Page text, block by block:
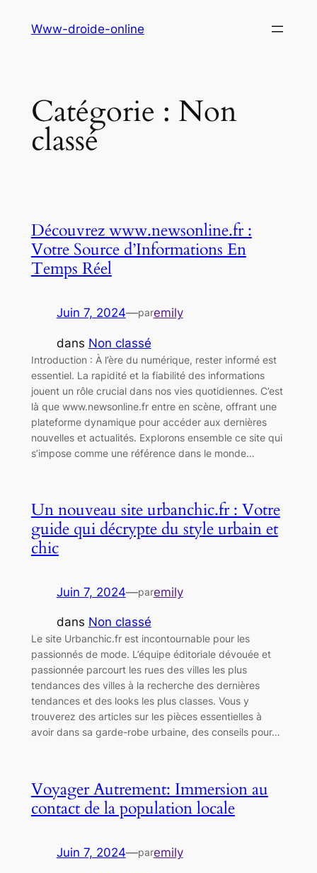
Www-droide-online
Catégorie : Non
classé
Découvrez www.newsonline.fr :
Votre Source d’Informations En
Temps Réel
Juin 7, 2024—paremily
dans Non classé
Introduction : À l’ère du numérique, rester informé est
essentiel. La rapidité et la fiabilité des informations
jouent un rôle crucial dans nos vies quotidiennes. C’est
là que www.newsonline.fr entre en scène, offrant une
plateforme dynamique pour accéder aux dernières
nouvelles et actualités. Explorons ensemble ce site qui
s’impose comme une référence dans le monde…
Un nouveau site urbanchic.fr : Votre
guide qui décrypte du style urbain et
chic
Juin 7, 2024—paremily
dans Non classé
Le site Urbanchic.fr est incontournable pour les
passionnés de mode. L’équipe éditoriale dévouée et
passionnée parcourt les rues des villes les plus
tendances des villes à la recherche des dernières
tendances et des looks les plus classes. Vous y
trouverez des articles sur les pièces essentielles à
avoir dans sa garde-robe urbaine, des conseils pour…
Voyager Autrement: Immersion au
contact de la population locale
Juin 7, 2024—paremily